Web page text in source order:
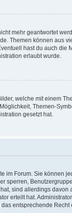
mehr geantwortet
Themen können aus
hast du auch die
erlaubt wurde.
welche mit einem
Themen-
gesetzt hat.
im Forum. Sie können
sperren,
sind allerdings
erteilt hat.
entsprechende Recht